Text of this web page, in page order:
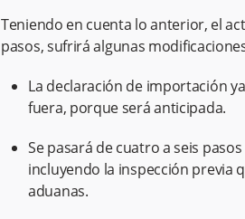
Teniendo en cuenta lo anterior, el
pasos, sufrirá algunas
La declaración de importación
fuera, porque será anticipada.
Se pasará de cuatro a seis
incluyendo la inspección previa
aduanas.